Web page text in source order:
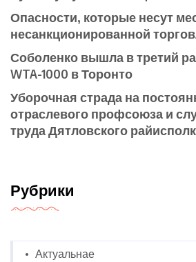
Опасности, которые несут
несанкционированной
Соболенко вышла в третий
WTA-1000 в Торонто
Уборочная страда на
отраслевого профсоюза и
труда Дятловского
Рубрики
Актуальнае